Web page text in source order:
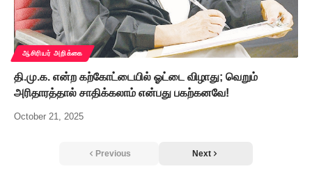
ஆசிரியர் அறிக்கை
தி.மு.க. என்ற கற்கோட்டையில் ஓட்டை விழாது; வெறும்
அரிதாரத்தால் சாதிக்கலாம் என்பது பகற்கனவே!
October 21, 2025
Previous Next